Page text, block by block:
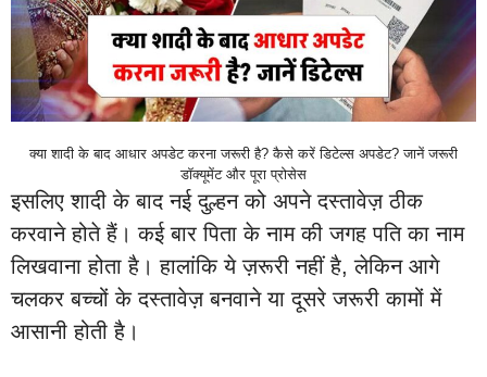
क्या शादी के बाद आधार अपडेट करना जरूरी है? कैसे करें डिटेल्स अपडेट? जानें जरूरी
डॉक्यूमेंट और पूरा प्रोसेस
इसलिए शादी के बाद नई दुल्हन को अपने दस्तावेज़ ठीक
करवाने होते हैं। कई बार पिता के नाम की जगह पति का नाम
लिखवाना होता है। हालांकि ये ज़रूरी नहीं है, लेकिन आगे
चलकर बच्चों के दस्तावेज़ बनवाने या दूसरे जरूरी कामों में
आसानी होती है।